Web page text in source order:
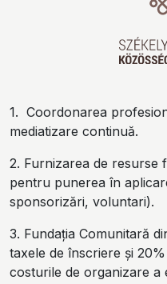
1. Coordonarea
mediatizare continuă.
2. Furnizarea de resurse
pentru punerea în
sponsorizări, voluntari).
3. Fundația Comunitară
taxele de înscriere și
costurile de organizare a